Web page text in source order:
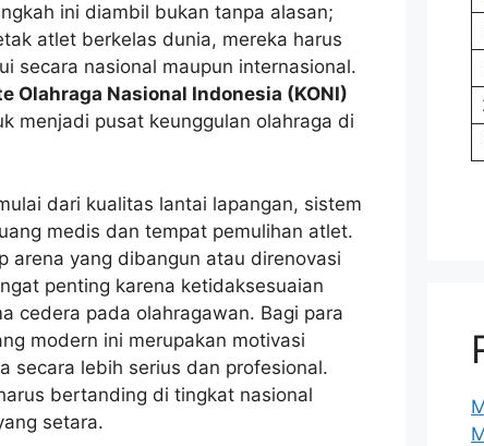
ini diambil bukan tanpa alasan;
atlet berkelas dunia, mereka harus
secara nasional maupun internasional.
Olahraga Nasional Indonesia (KONI)
menjadi pusat keunggulan olahraga di
dari kualitas lantai lapangan, sistem
medis dan tempat pemulihan atlet.
arena yang dibangun atau direnovasi
penting karena ketidaksesuaian
cedera pada olahragawan. Bagi para
modern ini merupakan motivasi
secara lebih serius dan profesional.
bertanding di tingkat nasional
setara.